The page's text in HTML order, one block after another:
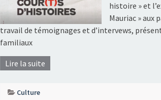
histoire » et
Mauriac » aux
travail de témoignages et d’intervews,
familiaux
Lire la suite
Culture